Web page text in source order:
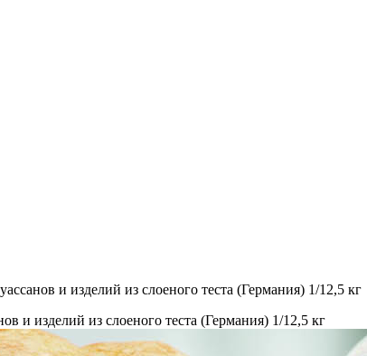
и изделий из слоеного теста (Германия) 1/12,5 кг
и изделий из слоеного теста (Германия) 1/12,5 кг